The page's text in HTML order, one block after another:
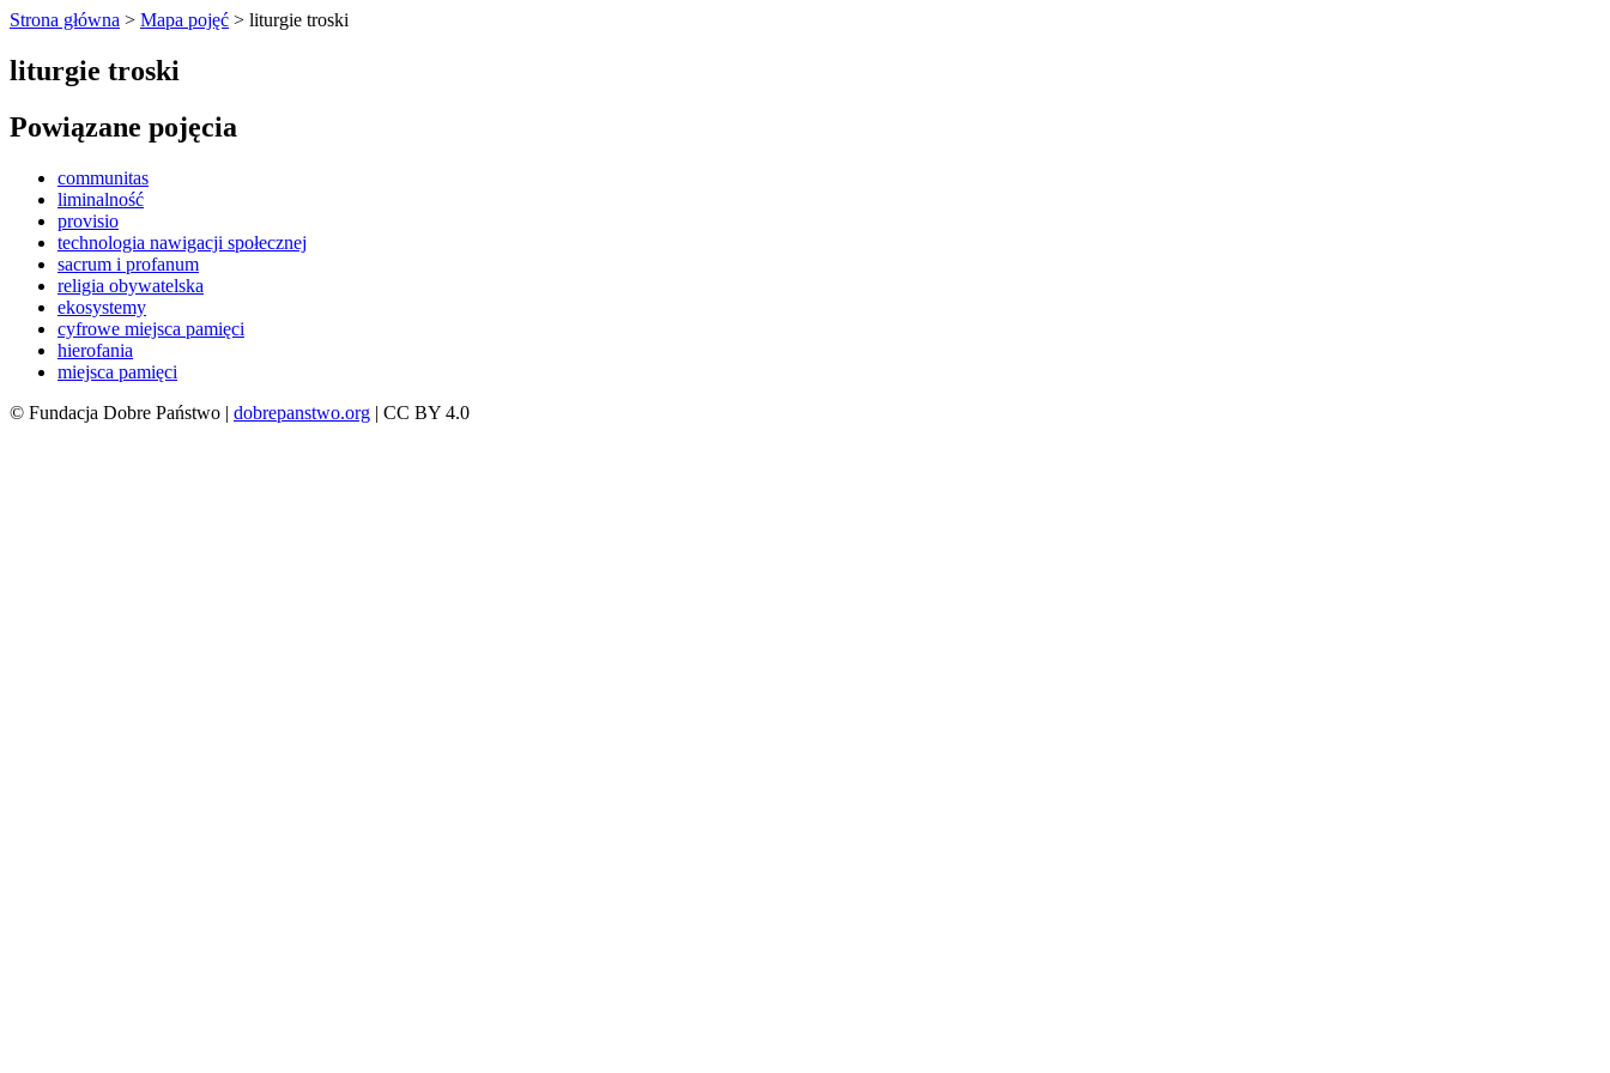
Strona główna > Mapa pojęć > liturgie troski
liturgie troski
Powiązane pojęcia
communitas
liminalność
provisio
technologia nawigacji społecznej
sacrum i profanum
religia obywatelska
ekosystemy
cyfrowe miejsca pamięci
hierofania
miejsca pamięci
© Fundacja Dobre Państwo | dobrepanstwo.org | CC BY 4.0